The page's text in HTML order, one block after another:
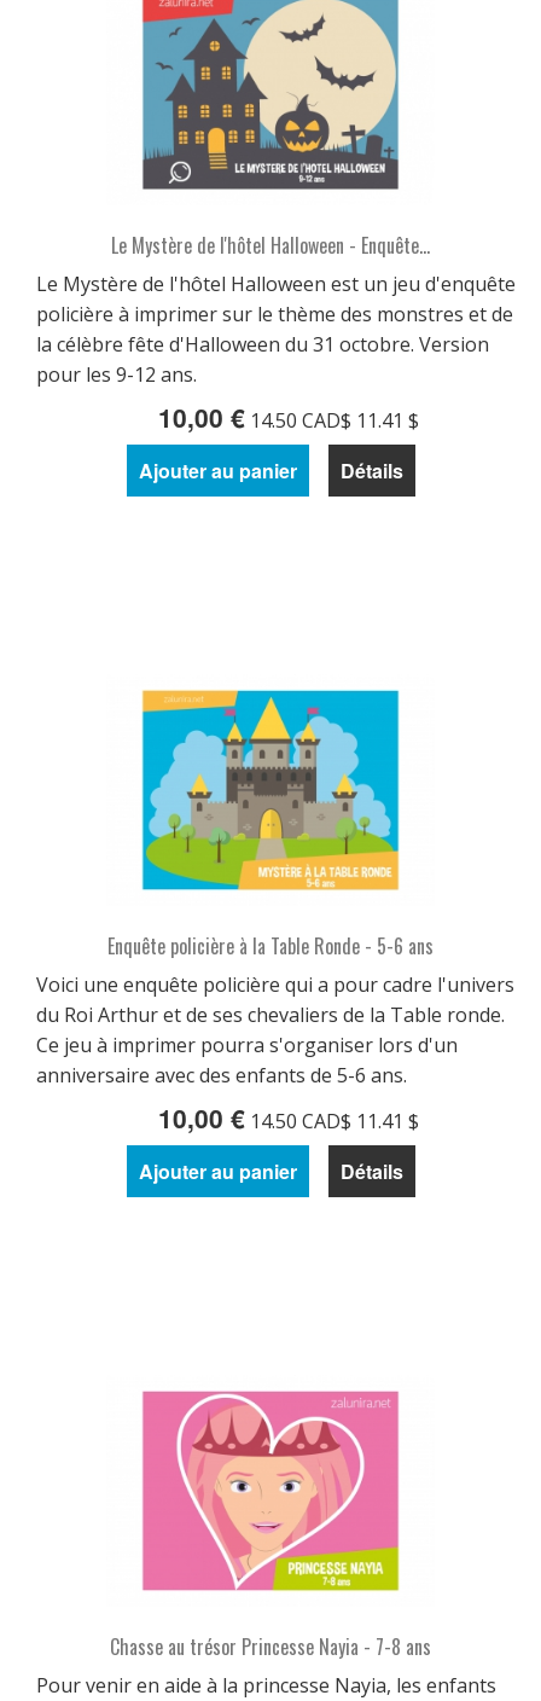
Le Mystère de l'hôtel Halloween - Enquête...
Le Mystère de l'hôtel Halloween est un jeu d'enquête
policière à imprimer sur le thème des monstres et de
la célèbre fête d'Halloween du 31 octobre. Version
pour les 9-12 ans.
10,00 € 14.50 CAD$ 11.41 $
Ajouter au panier Détails
Enquête policière à la Table Ronde - 5-6 ans
Voici une enquête policière qui a pour cadre l'univers
du Roi Arthur et de ses chevaliers de la Table ronde.
Ce jeu à imprimer pourra s'organiser lors d'un
anniversaire avec des enfants de 5-6 ans.
10,00 € 14.50 CAD$ 11.41 $
Ajouter au panier Détails
Chasse au trésor Princesse Nayia - 7-8 ans
Pour venir en aide à la princesse Nayia, les enfants